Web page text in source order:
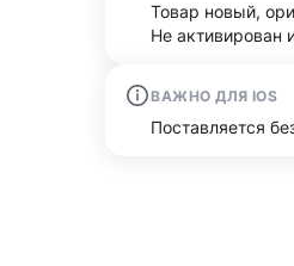
Товар новый,
Не активирован
ВАЖНО ДЛЯ IOS
Поставляется